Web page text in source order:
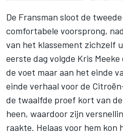
De Fransman sloot de
comfortabele voorsprong,
van het klassement zichzelf
eerste dag volgde Kris
de voet maar aan het einde
einde verhaal voor de
de twaalfde proef kort van
heen, waardoor zijn
raakte. Helaas voor hem kon